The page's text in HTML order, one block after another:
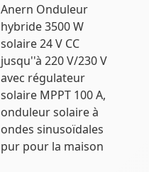
Anern Onduleur
hybride 3500 W
solaire 24 V CC
jusqu''à 220 V/230 V
avec régulateur
solaire MPPT 100 A,
onduleur solaire à
ondes sinusoïdales
pur pour la maison